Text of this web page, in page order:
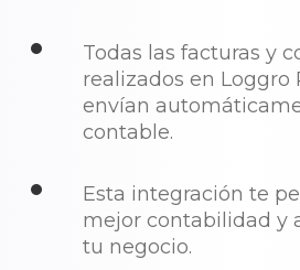
Todas las facturas y
realizados en Loggro
envían
contable.
Esta integración te
mejor contabilidad y
tu negocio.